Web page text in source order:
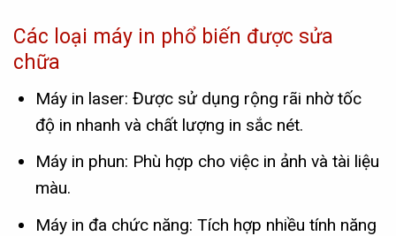
Các loại máy in phổ biến được sửa
chữa
Máy in laser: Được sử dụng rộng rãi nhờ tốc
độ in nhanh và chất lượng in sắc nét.
Máy in phun: Phù hợp cho việc in ảnh và tài liệu
màu.
Máy in đa chức năng: Tích hợp nhiều tính năng